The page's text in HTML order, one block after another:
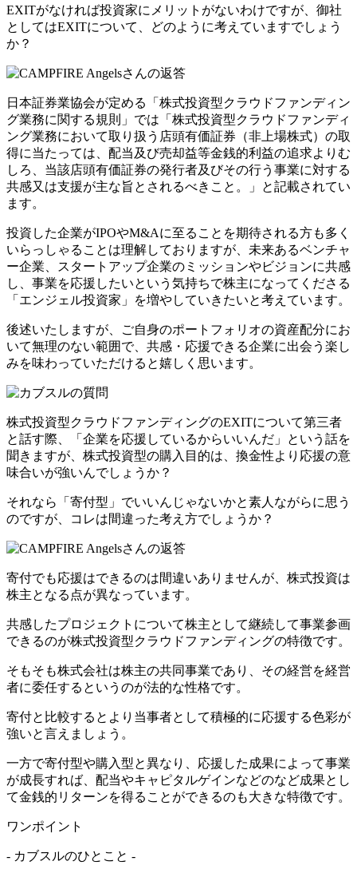
EXITがなければ投資家にメリットがないわけですが、御社
としてはEXITについて、どのように考えていますでしょう
か？
日本証券業協会が定める「株式投資型クラウドファンディン
グ業務に関する規則」では「株式投資型クラウドファンディ
ング業務において取り扱う店頭有価証券（非上場株式）の取
得に当たっては、配当及び売却益等金銭的利益の追求よりむ
しろ、当該店頭有価証券の発行者及びその行う事業に対する
共感又は支援が主な旨とされるべきこと。」と記載されてい
ます。
投資した企業がIPOやM&Aに至ることを期待される方も多く
いらっしゃることは理解しておりますが、未来あるベンチャ
ー企業、スタートアップ企業のミッションやビジョンに共感
し、 事業を応援したいという気持ちで株主になってくださる
「エンジェル投資家」を増やしていきたいと考えています。
後述いたしますが、ご自身のポートフォリオの資産配分にお
いて無理のない範囲で、共感・応援できる企業に出会う楽し
みを味わっていただけると嬉しく思います。
株式投資型クラウドファンディングのEXITについて第三者
と話す際、「企業を応援しているからいいんだ」という話を
聞きますが、株式投資型の購入目的は、換金性より応援の意
味合いが強いんでしょうか？
それなら「寄付型」でいいんじゃないかと素人ながらに思う
のですが、コレは間違った考え方でしょうか？
寄付でも応援はできるのは間違いありませんが、株式投資は
株主となる点が異なっています。
共感したプロジェクトについて株主として継続して事業参画
できるのが株式投資型クラウドファンディングの特徴です。
そもそも株式会社は株主の共同事業であり、その経営を経営
者に委任するというのが法的な性格です。
寄付と比較するとより当事者として積極的に応援する色彩が
強いと言えましょう。
一方で寄付型や購入型と異なり、応援した成果によって事業
が成長すれば、配当やキャピタルゲインなどのなど成果とし
て金銭的リターンを得ることができるのも大きな特徴です。
ワンポイント
- カブスルのひとこと -